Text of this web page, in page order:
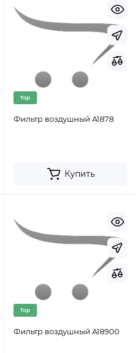
Top
Фильтр воздушный A1878
Купить
Top
Фильтр воздушный A18900